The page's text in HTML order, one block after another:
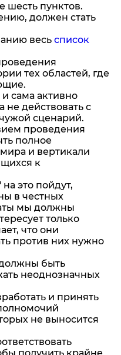
шесть пунктов.
должен стать
весь список
тех областей, где
сама активно
не действовать с
сценарий.
проведения
полное
и вертикали
к
это пойдут,
в честных
мы должны
только
что они
против них нужно
быть
неоднозначных
и принять
не выносится